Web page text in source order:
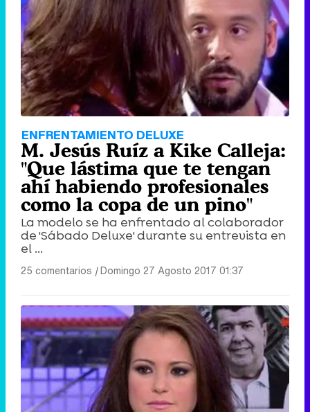
ENFRENTAMIENTO DELUXE
M. Jesús Ruíz a Kike Calleja:
"Que lástima que te tengan
ahí habiendo profesionales
como la copa de un pino"
La modelo se ha enfrentado al colaborador
de 'Sábado Deluxe' durante su entrevista en
el ...
25 comentarios |Domingo 27 Agosto 2017 01:37